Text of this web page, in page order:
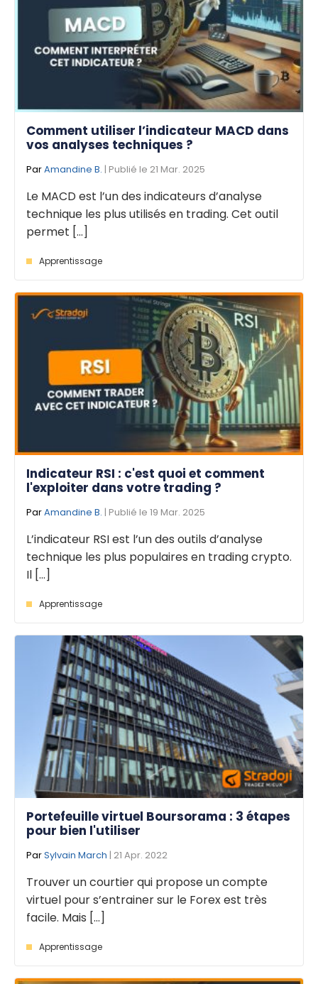
Comment utiliser l’indicateur MACD dans
vos analyses techniques ?
ParAmandine B. | Publié le 21 Mar. 2025
Le MACD est l’un des indicateurs d’analyse
technique les plus utilisés en trading. Cet outil
permet [...]
Apprentissage
Indicateur RSI : c'est quoi et comment
l'exploiter dans votre trading ?
ParAmandine B. | Publié le 19 Mar. 2025
L’indicateur RSI est l’un des outils d’analyse
technique les plus populaires en trading crypto.
Il [...]
Apprentissage
Portefeuille virtuel Boursorama : 3 étapes
pour bien l'utiliser
ParSylvain March | 21 Apr. 2022
Trouver un courtier qui propose un compte
virtuel pour s’entrainer sur le Forex est très
facile. Mais [...]
Apprentissage